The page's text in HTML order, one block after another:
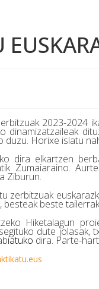
2023-2024
dinamizatzaileak
duzu. Horixe islatu
dira elkartzen
Zumaiaraino.
Ziburun.
zerbitzuak
beste
Hiketalagun
dute jolasak,
iatuko dira. Parte-